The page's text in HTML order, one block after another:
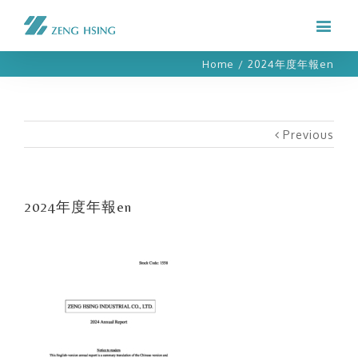
Home / 2024年度年報en
Previous
2024年度年報en